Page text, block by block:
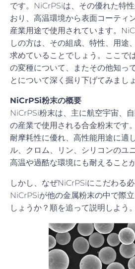
です。NiCrPSiは、その優れた特
おり、高温環境から表面コーティ
産業用途で使用されています。
しの方は、その組成、特性、用途
求めていることでしょう。ここで
の変種について、またその他知っ
とについて深く掘り下げてみまし
NiCrPSi粉末の概要
NiCrPSi粉末は、主に航空宇宙、
の産業で使用される合金粉末です
耐摩耗性に優れ、高性能用途に適
ル、クロム、リン、シリコンのユ
高温や過酷な環境にも耐えること
しかし、なぜNiCrPSiにこだわる
NiCrPSiが他の金属粉末の中で際
しょうか？順を追って説明しよう。